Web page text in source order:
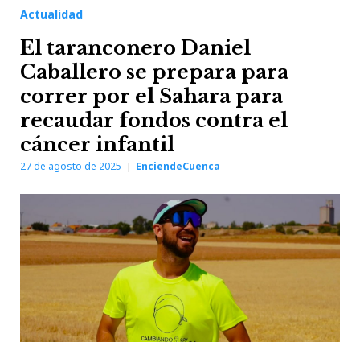
Actualidad
El taranconero Daniel
Caballero se prepara para
correr por el Sahara para
recaudar fondos contra el
cáncer infantil
27 de agosto de 2025 EnciendeCuenca